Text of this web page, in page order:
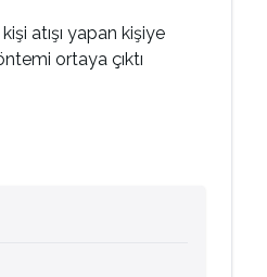
atışı yapan kişiye
ortaya çıktı